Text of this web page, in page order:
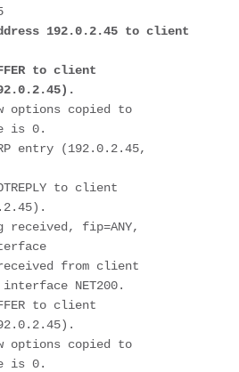
192.0.2.45 to client
to client
options copied to
is 0.
entry (192.0.2.45,
to client
received, fip=ANY,
received from client
NET200.
to client
options copied to
is 0.